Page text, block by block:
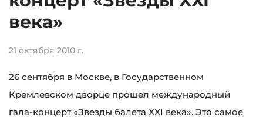
века»
21 октября 2010 г.
26 сентября в Москве, в Государственном
Кремлевском дворце прошел международный
гала-концерт «Звезды балета XXI века». Это самое